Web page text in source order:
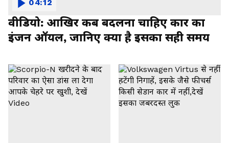
वीडियो: आखिर कब बदलना चाहिए कार का
इंजन ऑयल, जानिए क्या है इसका सही समय
04:12